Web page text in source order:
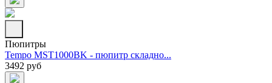
Пюпитры
Tempo MST1000BK - пюпитр складно...
3492 руб